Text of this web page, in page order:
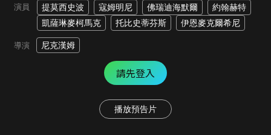
演員 提莫西史波 寇姆明尼 佛瑞迪海默爾
約翰赫特
凱薩琳麥柯馬克
托比史蒂芬斯 伊恩麥克爾希尼
導演 尼克漢姆
請先登入
播放預告片